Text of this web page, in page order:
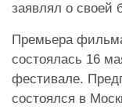
заявлял о своей
Премьера
состоялась 16
фестивале.
состоялся в